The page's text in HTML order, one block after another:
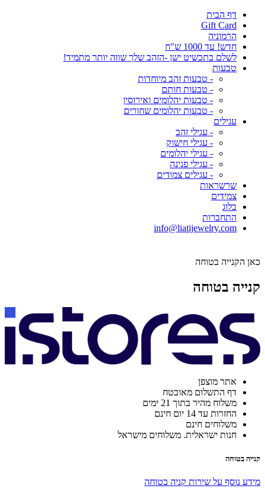
דף הבית
Gift Card
הרמוניה
חדש! עד 1000 ש"ח
לשלם בתכשיט ישן -הזהב שלך שווה יותר מתמיד!
טבעות
- טבעות זהב מיוחדות
- טבעות חותם
- טבעות יהלומים ואירוסין
- טבעות יהלומים שחורים
עגילים
- עגילי זהב
- עגילי חישוק
- עגילי יהלומים
- עגילי פנינה
- עגילים צמודים
שרשראות
צמידים
בלוג
התחברות
info@liatijewelry.com
כאן הקנייה בטוחה
קנייה בטוחה
אתר מוצפן
דף התשלום מאובטח
משלוח מהיר בתוך 21 ימים
החזרות עד 14 יום חינם
משלוחים חינם
חנות ישראלית. משלוחים מישראל
קנייה בטוחה
מידע נוסף על שירות קניה בטוחה